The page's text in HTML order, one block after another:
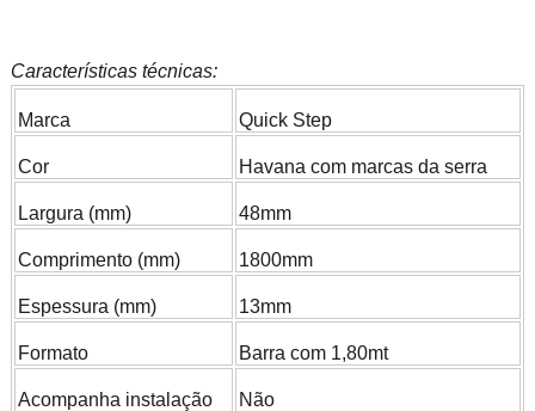
Características técnicas:
Marca Quick Step
Cor Havana com marcas da serra
Largura (mm) 48mm
Comprimento (mm) 1800mm
Espessura (mm) 13mm
Formato Barra com 1,80mt
Acompanha instalação Não